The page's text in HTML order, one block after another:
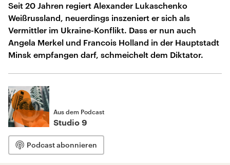
Seit 20 Jahren regiert Alexander Lukaschenko
Weißrussland, neuerdings inszeniert er sich als
Vermittler im Ukraine-Konflikt. Dass er nun auch
Angela Merkel und Francois Holland in der Hauptstadt
Minsk empfangen darf, schmeichelt dem Diktator.
Aus dem Podcast
Studio 9
Podcast abonnieren